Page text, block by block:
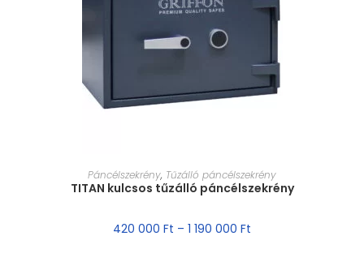
MÉRET VÁLASZTÁSA
Páncélszekrény, Tűzálló páncélszekrény
TITAN kulcsos tűzálló páncélszekrény
420 000 Ft – 1 190 000 Ft